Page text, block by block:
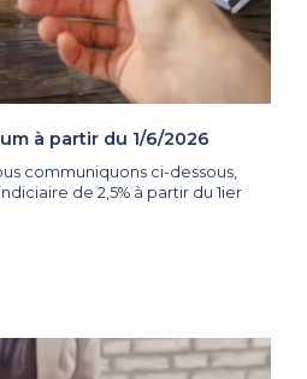
à partir du 1/6/2026
communiquons ci-dessous,
de 2,5% à partir du 1ier